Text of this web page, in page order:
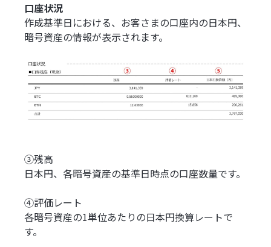
口座状況
作成基準日における、お客さまの口座内の日本円、
暗号資産の情報が表示されます。
③残高
日本円、各暗号資産の基準日時点の口座数量です。
④評価レート
各暗号資産の1単位あたりの日本円換算レートで
す。